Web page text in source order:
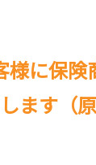
様に保険
ます（